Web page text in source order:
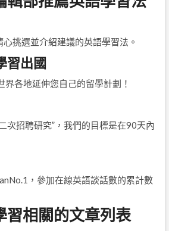
挑選並介紹建議的英語學習法。
習出國
界各地延伸您自己的留學計劃！
次招聘研究”，我們的目標是在90天內
，參加在線英語談話數的累計數
習相關的文章列表